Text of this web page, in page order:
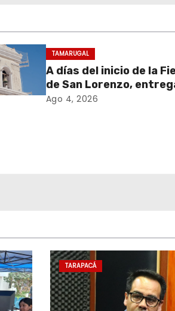
TAMARUGAL
A días del inicio de la
de San Lorenzo,
obras de emergencia
Ago 4, 2026
TARAPACÁ